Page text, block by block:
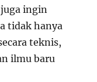
ingin
tidak hanya
teknis,
ilmu baru